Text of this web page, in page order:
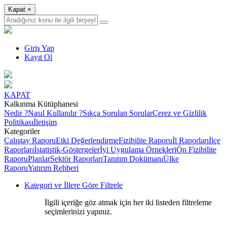
Kapat ×
Giriş Yap
Kayıt Ol
KAPAT
Kalkınma Kütüphanesi
Nedir ?Nasıl Kullanılır ?Sıkça Sorulan SorularÇerez ve Gizlilik
Politikasıİletişim
Kategoriler
Çalıştay RaporuEtki DeğerlendirmeFizibilite Raporuİl Raporlarıİlçe
Raporlarıİstatistik-Göstergelerİyi Uygulama ÖrnekleriÖn Fizibilite
RaporuPlanlarSektör RaporlarıTanıtım DokümanıÜlke
RaporuYatırım Rehberi
Kategori ve İllere Göre Filtrele
İlgili içeriğe göz atmak için her iki listeden filtreleme
seçimlerinizi yapınız.